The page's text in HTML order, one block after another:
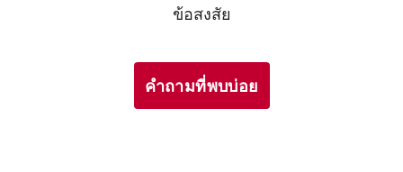
ข้อสงสัย
คำถามที่พบบ่อย